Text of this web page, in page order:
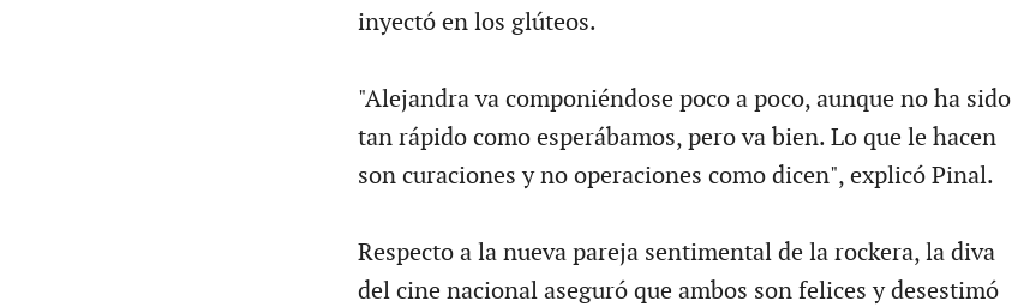
inyectó en los glúteos.
"Alejandra va componiéndose poco a poco, aunque no ha sido
tan rápido como esperábamos, pero va bien. Lo que le hacen
son curaciones y no operaciones como dicen", explicó Pinal.
Respecto a la nueva pareja sentimental de la rockera, la diva
del cine nacional aseguró que ambos son felices y desestimó